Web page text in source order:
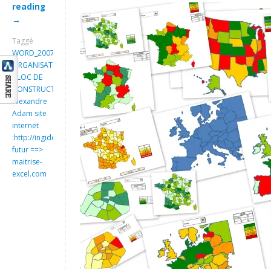
reading
→
Taggé
WORD_2007_EXPLOITER
ORGANISATEUR
BLOC DE
CONSTRUCTION_SUITE
Alexandre
Adam site
internet
:http://ingideo.sharepoint.com
futur ==>
maitrise-
excel.com